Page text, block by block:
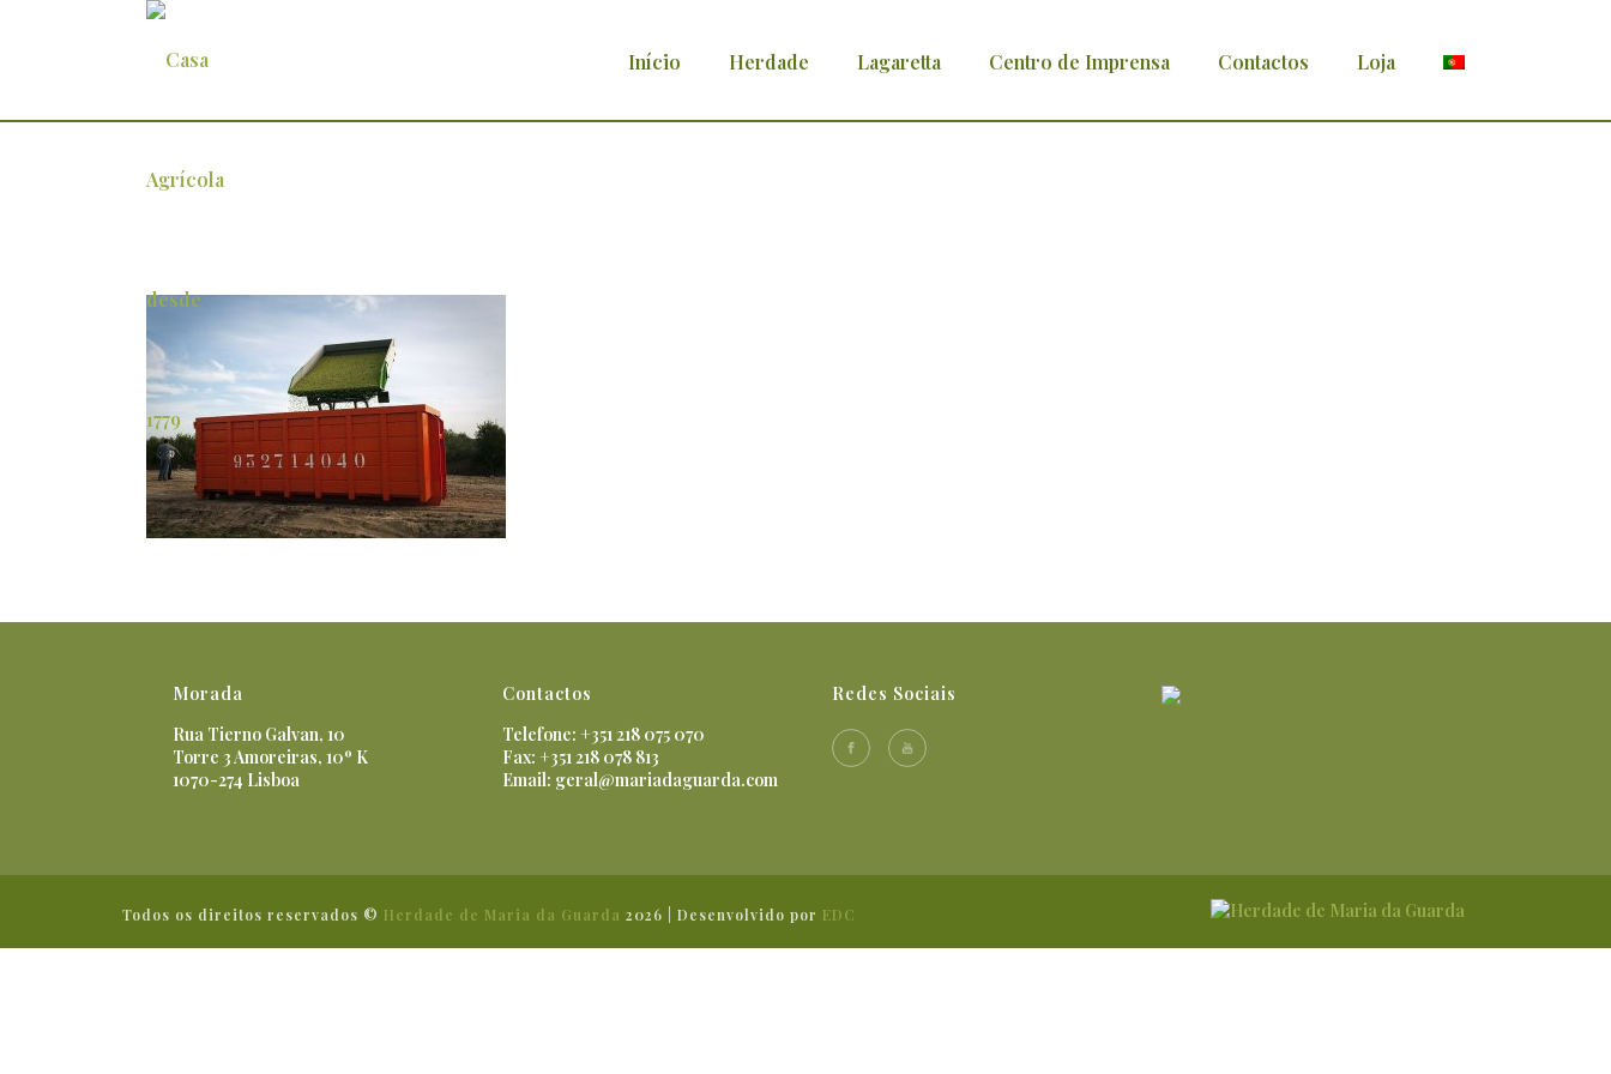
Início Herdade Lagaretta Centro de Imprensa Contactos Loja
Herdade Maria da Guarda
Morada
Rua Tierno Galvan, 10
Torre 3 Amoreiras, 10º K
1070-274 Lisboa
Contactos
Telefone: +351 218 075 070
Fax: +351 218 078 813
Email: geral@mariadaguarda.com
Redes Sociais
Todos os direitos reservados © Herdade de Maria da Guarda 2026 | Desenvolvido por EDC